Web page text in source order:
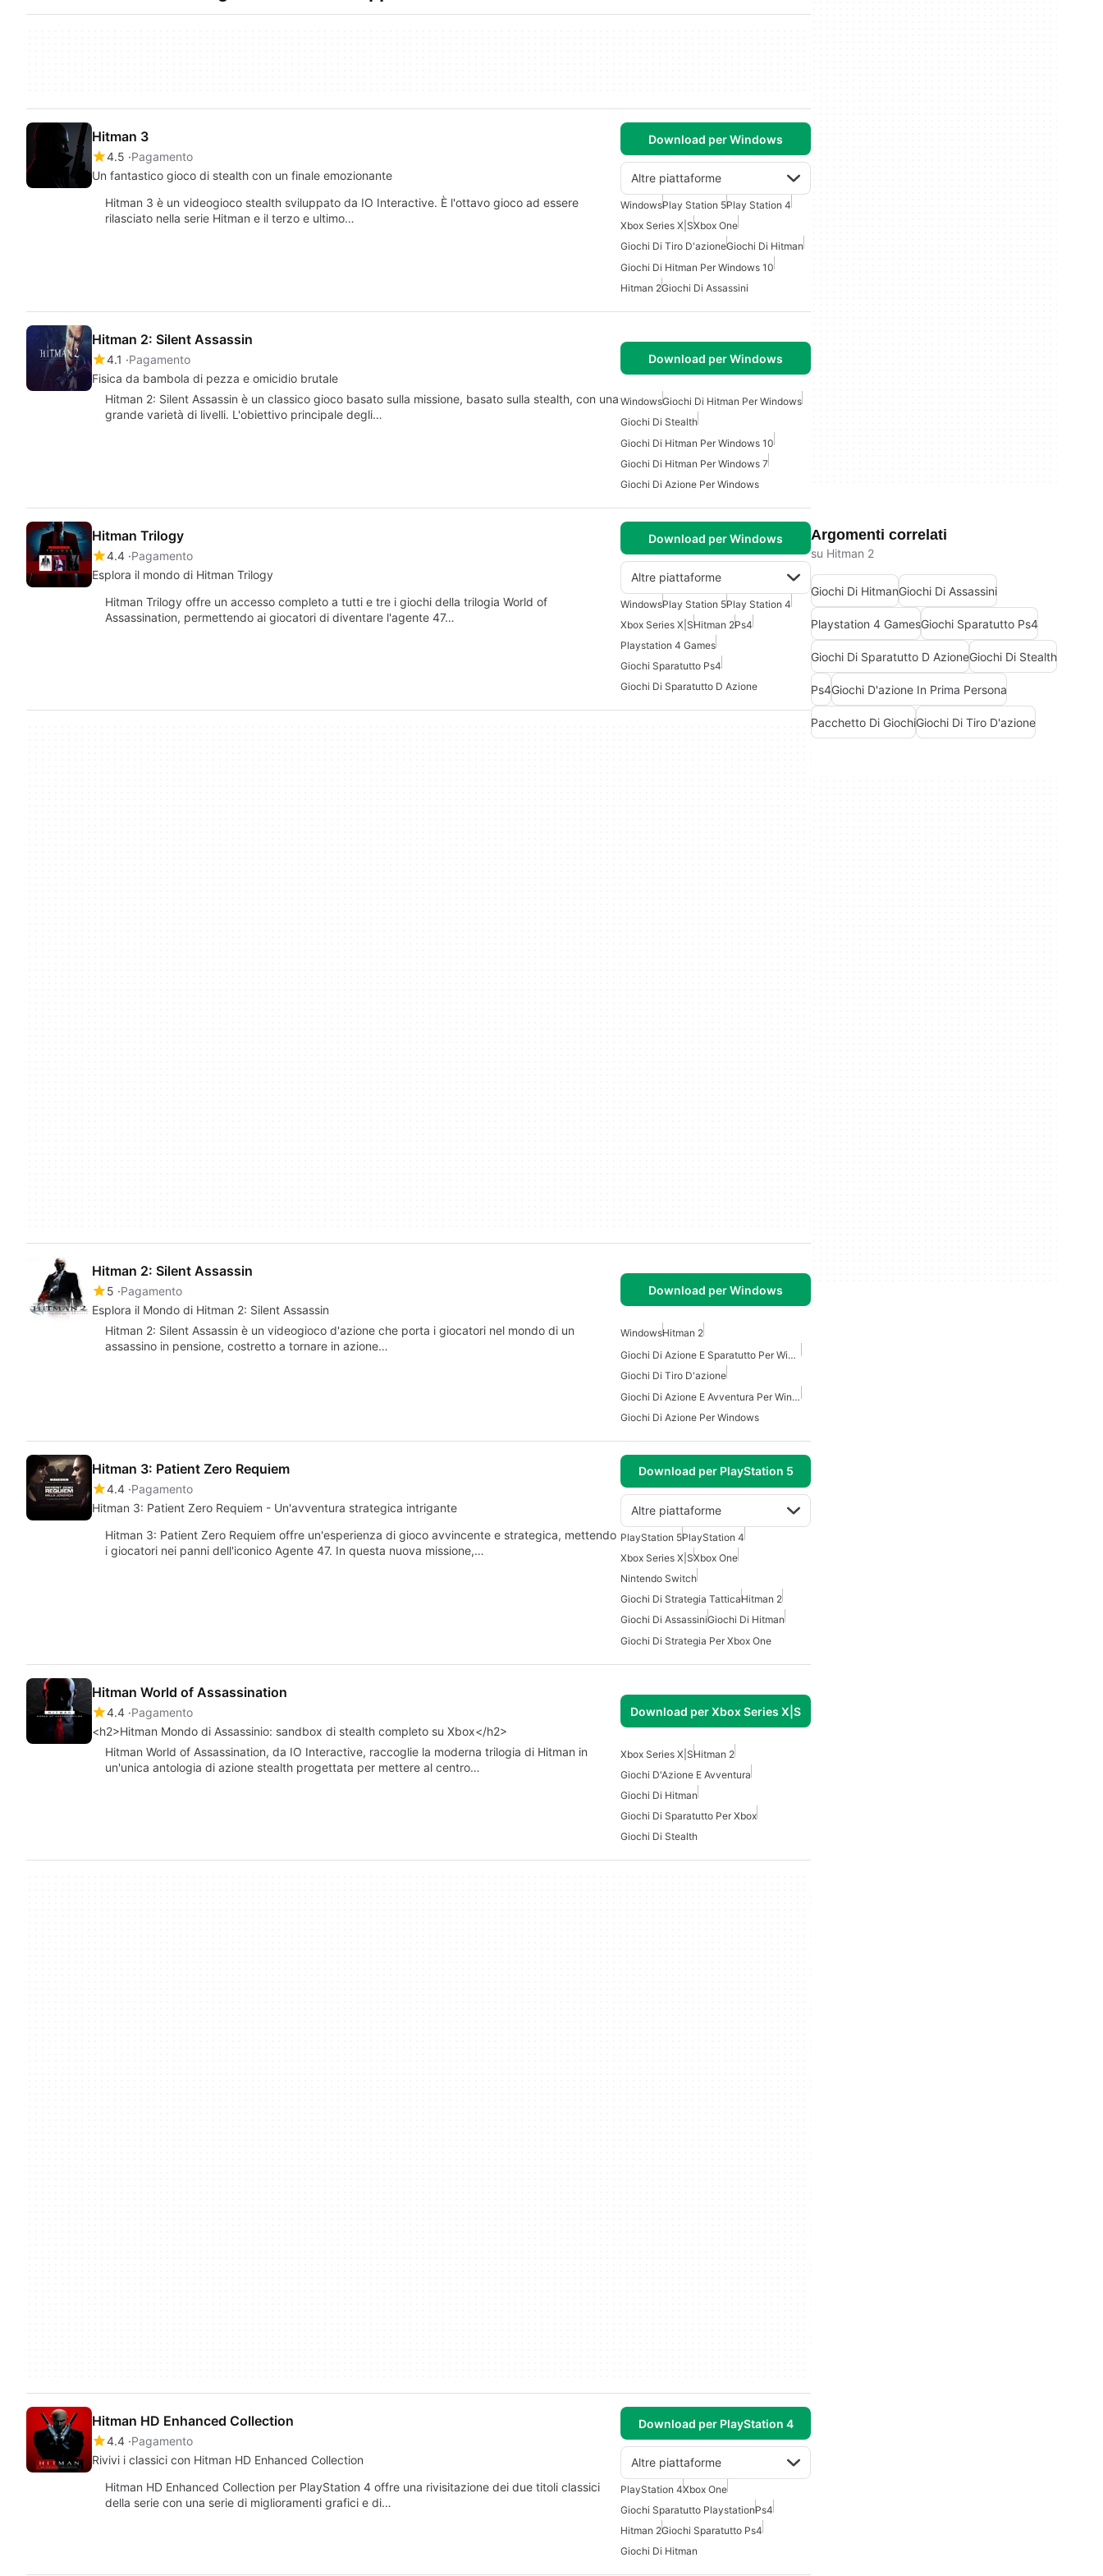
Hitman 3
4.5 Pagamento
Un fantastico gioco di stealth con un finale emozionante
Download per Windows
Altre piattaforme
Hitman 3 è un videogioco stealth sviluppato da IO Interactive. È l'ottavo gioco ad essere
rilasciato nella serie Hitman e il terzo e ultimo…
WindowsPlay Station 5Play Station 4
Xbox Series X|SXbox One
Giochi Di Tiro D'azioneGiochi Di Hitman
Giochi Di Hitman Per Windows 10
Hitman 2Giochi Di Assassini
Hitman 2: Silent Assassin
4.1
Pagamento
Fisica da bambola di pezza e omicidio brutale
Download per Windows
Hitman 2: Silent Assassin è un classico gioco basato sulla missione, basato sulla stealth, con una
grande varietà di livelli. L'obiettivo principale degli…
WindowsGiochi Di Hitman Per Windows
Giochi Di Stealth
Giochi Di Hitman Per Windows 10
Giochi Di Hitman Per Windows 7
Giochi Di Azione Per Windows
Hitman Trilogy
4.4 Pagamento
Esplora il mondo di Hitman Trilogy
Download per Windows
Altre piattaforme
Hitman Trilogy offre un accesso completo a tutti e tre i giochi della trilogia World of
Assassination, permettendo ai giocatori di diventare l'agente 47…
WindowsPlay Station 5Play Station 4
Xbox Series X|SHitman 2Ps4
Playstation 4 Games
Giochi Sparatutto Ps4
Giochi Di Sparatutto D Azione
Hitman 2: Silent Assassin
5 Pagamento
Esplora il Mondo di Hitman 2: Silent Assassin
Download per Windows
Hitman 2: Silent Assassin è un videogioco d'azione che porta i giocatori nel mondo di un
assassino in pensione, costretto a tornare in azione…
WindowsHitman 2
Giochi Di Azione E Sparatutto Per Windows
Giochi Di Tiro D'azione
Giochi Di Azione E Avventura Per Windows
Giochi Di Azione Per Windows
Hitman 3: Patient Zero Requiem
4.4 Pagamento
Hitman 3: Patient Zero Requiem - Un'avventura strategica intrigante
Download per PlayStation 5
Altre piattaforme
Hitman 3: Patient Zero Requiem offre un'esperienza di gioco avvincente e strategica, mettendo
i giocatori nei panni dell'iconico Agente 47. In questa nuova missione,…
PlayStation 5PlayStation 4
Xbox Series X|SXbox One
Nintendo Switch
Giochi Di Strategia TatticaHitman 2
Giochi Di AssassiniGiochi Di Hitman
Giochi Di Strategia Per Xbox One
Hitman World of Assassination
4.4 Pagamento
<h2>Hitman Mondo di Assassinio: sandbox di stealth completo su Xbox</h2>
Download per Xbox Series X|S
Hitman World of Assassination, da IO Interactive, raccoglie la moderna trilogia di Hitman in
un'unica antologia di azione stealth progettata per mettere al centro…
Xbox Series X|SHitman 2
Giochi D'Azione E Avventura
Giochi Di Hitman
Giochi Di Sparatutto Per Xbox
Giochi Di Stealth
Hitman HD Enhanced Collection
4.4 Pagamento
Rivivi i classici con Hitman HD Enhanced Collection
Download per PlayStation 4
Altre piattaforme
Hitman HD Enhanced Collection per PlayStation 4 offre una rivisitazione dei due titoli classici
della serie con una serie di miglioramenti grafici e di…
PlayStation 4Xbox One
Giochi Sparatutto PlaystationPs4
Hitman 2Giochi Sparatutto Ps4
Giochi Di Hitman
Argomenti correlati
su Hitman 2
Giochi Di HitmanGiochi Di Assassini
Playstation 4 GamesGiochi Sparatutto Ps4
Giochi Di Sparatutto D AzioneGiochi Di Stealth
Ps4Giochi D'azione In Prima Persona
Pacchetto Di GiochiGiochi Di Tiro D'azione